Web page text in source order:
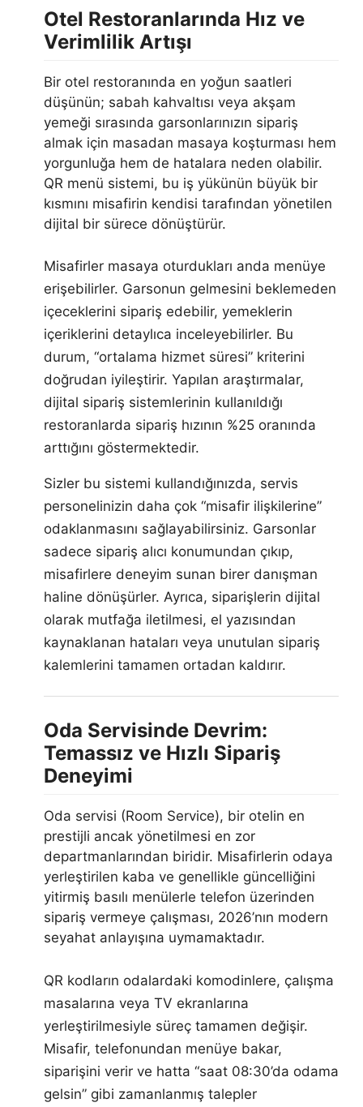
Otel Restoranlarında Hız ve
Verimlilik Artışı
Bir otel restoranında en yoğun saatleri
düşünün; sabah kahvaltısı veya akşam
yemeği sırasında garsonlarınızın sipariş
almak için masadan masaya koşturması hem
yorgunluğa hem de hatalara neden olabilir.
QR menü sistemi, bu iş yükünün büyük bir
kısmını misafirin kendisi tarafından yönetilen
dijital bir sürece dönüştürür.
Misafirler masaya oturdukları anda menüye
erişebilirler. Garsonun gelmesini beklemeden
içeceklerini sipariş edebilir, yemeklerin
içeriklerini detaylıca inceleyebilirler. Bu
durum, “ortalama hizmet süresi” kriterini
doğrudan iyileştirir. Yapılan araştırmalar,
dijital sipariş sistemlerinin kullanıldığı
restoranlarda sipariş hızının %25 oranında
arttığını göstermektedir.
Sizler bu sistemi kullandığınızda, servis
personelinizin daha çok “misafir ilişkilerine”
odaklanmasını sağlayabilirsiniz. Garsonlar
sadece sipariş alıcı konumundan çıkıp,
misafirlere deneyim sunan birer danışman
haline dönüşürler. Ayrıca, siparişlerin dijital
olarak mutfağa iletilmesi, el yazısından
kaynaklanan hataları veya unutulan sipariş
kalemlerini tamamen ortadan kaldırır.
Oda Servisinde Devrim:
Temassız ve Hızlı Sipariş
Deneyimi
Oda servisi (Room Service), bir otelin en
prestijli ancak yönetilmesi en zor
departmanlarından biridir. Misafirlerin odaya
yerleştirilen kaba ve genellikle güncelliğini
yitirmiş basılı menülerle telefon üzerinden
sipariş vermeye çalışması, 2026’nın modern
seyahat anlayışına uymamaktadır.
QR kodların odalardaki komodinlere, çalışma
masalarına veya TV ekranlarına
yerleştirilmesiyle süreç tamamen değişir.
Misafir, telefonundan menüye bakar,
siparişini verir ve hatta “saat 08:30’da odama
gelsin” gibi zamanlanmış talepler